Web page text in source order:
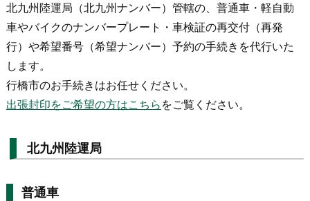
北九州陸運局（北九州ナンバー）管轄の、普通車・軽自動
車やバイクのナンバープレート・車検証の再交付（再発
行）や希望番号（希望ナンバー）予約の手続きを代行いた
します。
行橋市のお手続きはお任せください。
出張封印をご希望の方はこちら をご覧ください。
北九州陸運局
普通車